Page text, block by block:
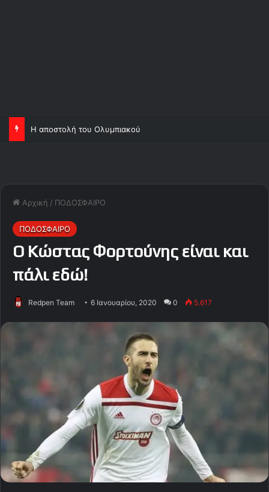
Η αποστολή του Ολυμπιακού
Αρχική / ΠΟΔΟΣΦΑΙΡΟ
ΠΟΔΟΣΦΑΙΡΟ
Ο Κώστας Φορτούνης είναι και
πάλι εδώ!
Redpen Team 6 Ιανουαρίου, 2020 0 5.617